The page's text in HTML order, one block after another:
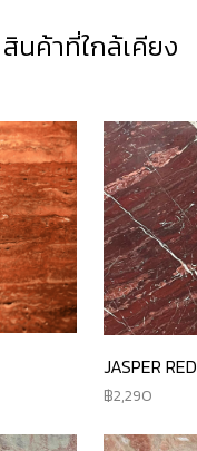
สินค้าที่ใกล้เคียง
JASPER RED
2,290